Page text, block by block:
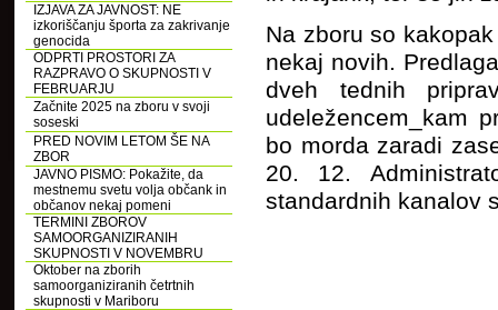
IZJAVA ZA JAVNOST: NE
izkoriščanju športa za zakrivanje
genocida
ODPRTI PROSTORI ZA
RAZPRAVO O SKUPNOSTI V
FEBRUARJU
Začnite 2025 na zboru v svoji
soseski
PRED NOVIM LETOM ŠE NA
ZBOR
JAVNO PISMO: Pokažite, da
mestnemu svetu volja občank in
občanov nekaj pomeni
TERMINI ZBOROV
SAMOORGANIZIRANIH
SKUPNOSTI V NOVEMBRU
Oktober na zborih
samoorganiziranih četrtnih
skupnosti v Mariboru
Na zboru so
nekaj novih.
dveh tednih
udeležencem_kam
bo morda zaradi
20. 12.
standardnih kanalov